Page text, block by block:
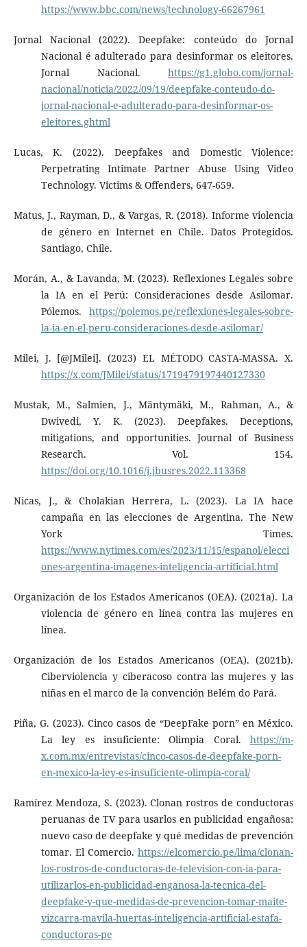
https://www.bbc.com/news/technology-66267961
Jornal Nacional (2022). Deepfake: conteúdo do Jornal
Nacional é adulterado para desinformar os eleitores.
Jornal Nacional.https://g1.globo.com/jornal-
nacional/noticia/2022/09/19/deepfake-conteudo-do-
jornal-nacional-e-adulterado-para-desinformar-os-
eleitores.ghtml
Lucas, K. (2022). Deepfakes and Domestic Violence:
Perpetrating Intimate Partner Abuse Using Video
Technology. Victims & Offenders, 647-659.
Matus, J., Rayman, D., & Vargas, R. (2018). Informe violencia
de género en Internet en Chile. Datos Protegidos.
Santiago, Chile.
Morán, A., & Lavanda, M. (2023). Reflexiones Legales sobre
la IA en el Perú: Consideraciones desde Asilomar.
Pólemos.https://polemos.pe/reflexiones-legales-sobre-
la-ia-en-el-peru-consideraciones-desde-asilomar/
Milei, J. [@JMilei]. (2023) EL MÉTODO CASTA-MASSA. X.
https://x.com/JMilei/status/1719479197440127330
Mustak, M., Salmien, J., Mäntymäki, M., Rahman, A., &
Dwivedi, Y. K. (2023). Deepfakes. Deceptions,
mitigations, and opportunities. Journal of Business
Research. Vol. 154.
https://doi.org/10.1016/j.jbusres.2022.113368
Nicas, J., & Cholakian Herrera, L. (2023). La IA hace
campaña en las elecciones de Argentina. The New
York Times.
https://www.nytimes.com/es/2023/11/15/espanol/elecci
ones-argentina-imagenes-inteligencia-artificial.html
Organización de los Estados Americanos (OEA). (2021a). La
violencia de género en línea contra las mujeres en
línea.
Organización de los Estados Americanos (OEA). (2021b).
Ciberviolencia y ciberacoso contra las mujeres y las
niñas en el marco de la convención Belém do Pará.
Piña, G. (2023). Cinco casos de “DeepFake porn” en México.
La ley es insuficiente: Olimpia Coral.https://m-
x.com.mx/entrevistas/cinco-casos-de-deepfake-porn-
en-mexico-la-ley-es-insuficiente-olimpia-coral/
Ramírez Mendoza, S. (2023). Clonan rostros de conductoras
peruanas de TV para usarlos en publicidad engañosa:
nuevo caso de deepfake y qué medidas de prevención
tomar. El Comercio.https://elcomercio.pe/lima/clonan-
los-rostros-de-conductoras-de-television-con-ia-para-
utilizarlos-en-publicidad-enganosa-la-tecnica-del-
deepfake-y-que-medidas-de-prevencion-tomar-maite-
vizcarra-mavila-huertas-inteligencia-artificial-estafa-
conductoras-pe